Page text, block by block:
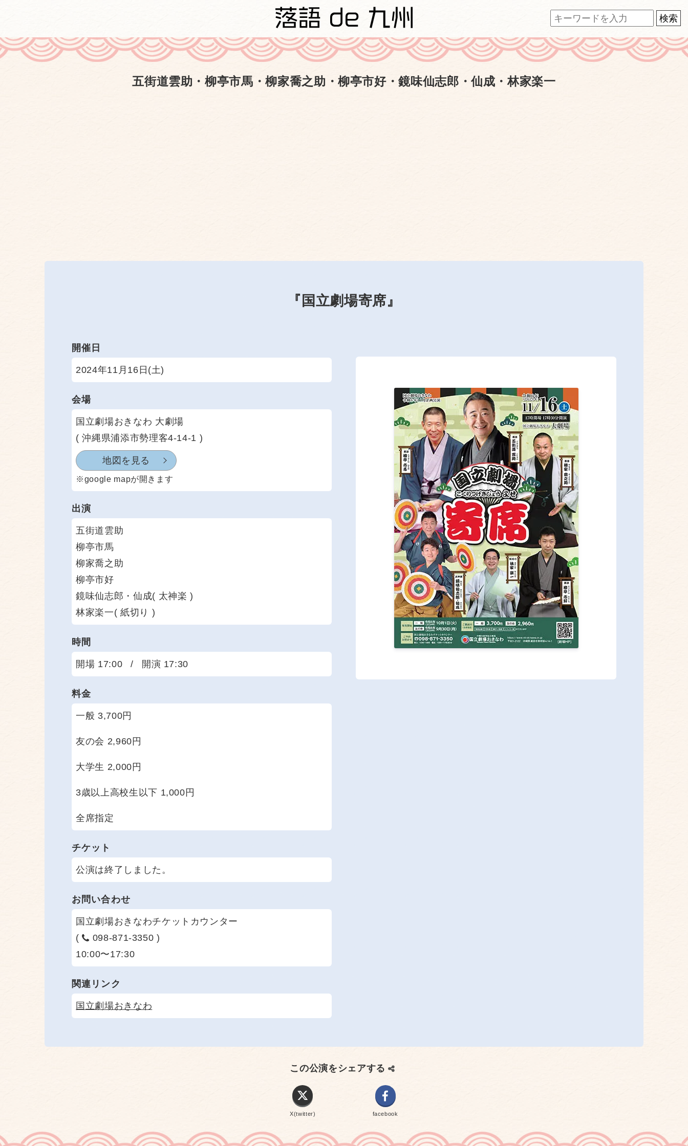
五街道雲助・柳亭市馬・柳家喬之助・柳亭市好・鏡味仙志郎・仙成・林家楽一
『国立劇場寄席』
開催日
2024年11月16日(土)
会場
国立劇場おきなわ 大劇場
( 沖縄県浦添市勢理客4-14-1 )
地図を見る
※google mapが開きます
出演
五街道雲助
柳亭市馬
柳家喬之助
柳亭市好
鏡味仙志郎・仙成( 太神楽 )
林家楽一( 紙切り )
時間
開場 17:00 / 開演 17:30
料金
一般 3,700円
友の会 2,960円
大学生 2,000円
3歳以上高校生以下 1,000円
全席指定
チケット
公演は終了しました。
お問い合わせ
国立劇場おきなわチケットカウンター
(
098-871-3350 )
10:00〜17:30
関連リンク
国立劇場おきなわ
この公演をシェアする
X(twitter) facebook